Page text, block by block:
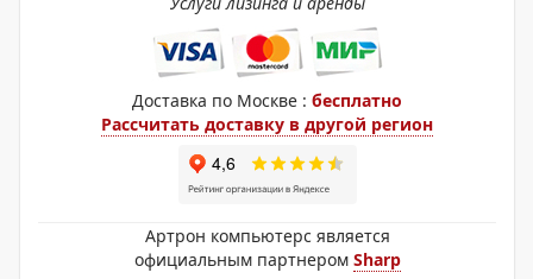
Доставка по Москве : бесплатно
Рассчитать доставку в другой регион
Артрон компьютерс является
официальным партнером Sharp